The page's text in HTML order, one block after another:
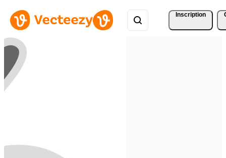
Inscription